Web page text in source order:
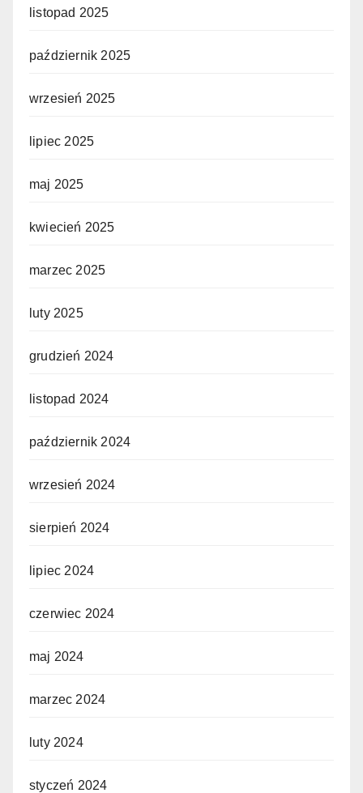
listopad 2025
październik 2025
wrzesień 2025
lipiec 2025
maj 2025
kwiecień 2025
marzec 2025
luty 2025
grudzień 2024
listopad 2024
październik 2024
wrzesień 2024
sierpień 2024
lipiec 2024
czerwiec 2024
maj 2024
marzec 2024
luty 2024
styczeń 2024